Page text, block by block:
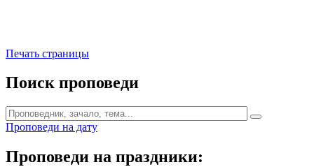
Печать страницы
Поиск проповеди
Проповеди на дату
Проповеди на праздники: